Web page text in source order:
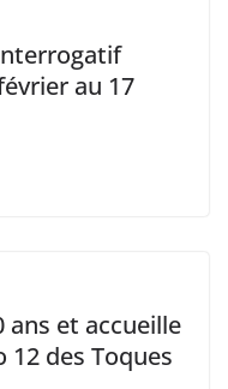
au 17
ans et accueille
des Toques